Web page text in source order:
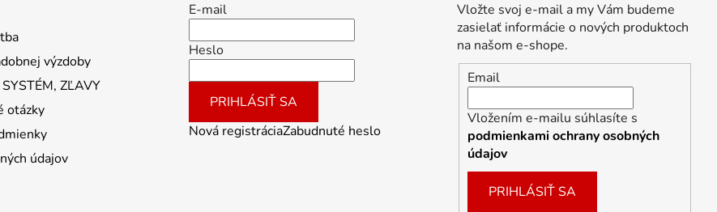
výzdoby
ZĽAVY
otázky
údajov
E-mail
Heslo
PRIHLÁSIŤ SA
Nová registráciaZabudnuté heslo
Vložte svoj e-mail a my Vám budeme
zasielať informácie o nových produktoch
na našom e-shope.
Email
Vložením e-mailu súhlasíte s
podmienkami ochrany osobných
údajov
PRIHLÁSIŤ SA